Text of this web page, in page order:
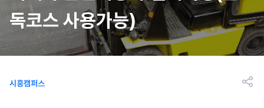
독코스 사용가능)
시흥캠퍼스